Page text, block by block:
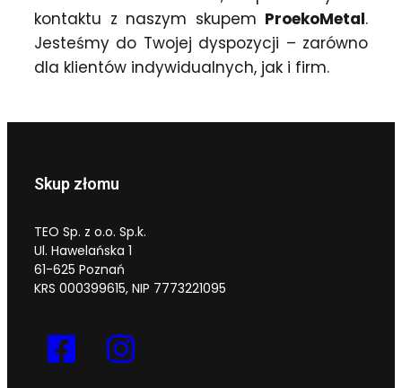
kontaktu z naszym skupem ProekoMetal.
Jesteśmy do Twojej dyspozycji – zarówno
dla klientów indywidualnych, jak i firm.
Skup złomu
TEO Sp. z o.o. Sp.k.
Ul. Hawelańska 1
61-625 Poznań
KRS 000399615, NIP 7773221095